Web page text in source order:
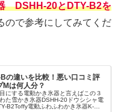
DSHH-20とDTY-B2を
ので参考にしてみてくだ
の違いを比較！悪い口コミ評
Mは何人分？
にする電動かき氷器と言えばこの３
た雪かき氷器DSHH-20ドウシシャ電
B2Toffy電動ふわふわかき氷器K-